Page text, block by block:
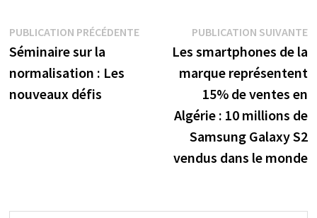
Navigation
de
l’article
PUBLICATION PRÉCÉDENTEPublication
précédente :
Séminaire sur la
normalisation : Les
nouveaux défis
PUBLICATION SUIVANTE
Les smartphones de la
marque représentent
15% de ventes en
Algérie : 10 millions de
Samsung Galaxy S2
vendus dans le monde